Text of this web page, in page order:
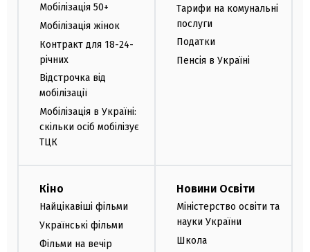
Мобілізація 50+
Мобілізація жінок
Контракт для 18-24-
річних
Відстрочка від
мобілізації
Мобілізація в Україні:
скільки осіб мобілізує
ТЦК
Тарифи на комунальні
послуги
Податки
Пенсія в Україні
Кіно
Найцікавіші фільми
Українські фільми
Фільми на вечір
Новини Освіти
Міністерство освіти та
науки України
Школа